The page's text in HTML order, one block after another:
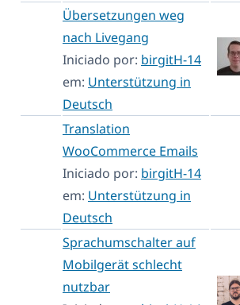
Übersetzungen weg
nach Livegang
Iniciado por: birgitH-14
em: Unterstützung in
Deutsch
Translation
WooCommerce Emails
Iniciado por: birgitH-14
em: Unterstützung in
Deutsch
Sprachumschalter auf
Mobilgerät schlecht
nutzbar